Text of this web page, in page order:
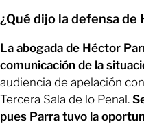
¿Qué dijo la defensa de
La abogada de Héctor
comunicación de la
audiencia de apelación
Tercera Sala de lo Penal.
pues Parra tuvo la